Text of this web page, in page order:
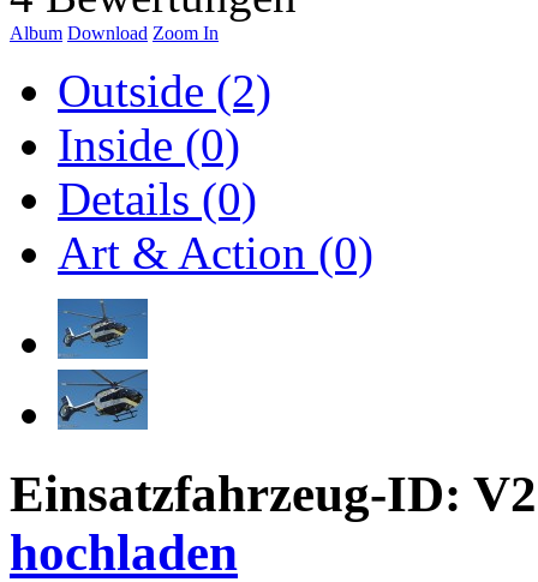
Album Download Zoom In
Outside (2)
Inside (0)
Details (0)
Art & Action (0)
Einsatzfahrzeug-ID:
hochladen